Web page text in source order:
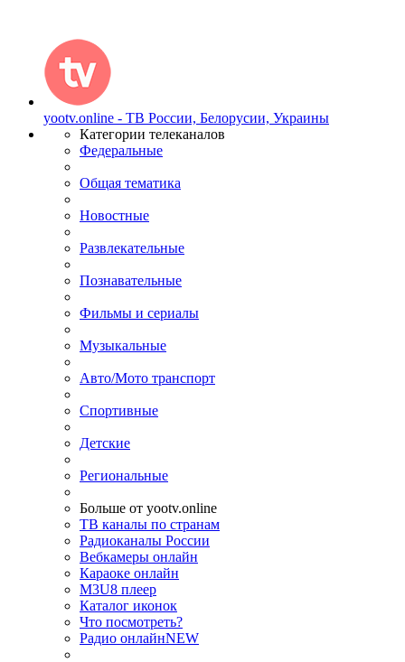
yootv.online - ТВ России, Белорусии, Украины
Категории телеканалов
Федеральные
Общая тематика
Новостные
Развлекательные
Познавательные
Фильмы и сериалы
Музыкальные
Авто/Мото транспорт
Спортивные
Детские
Региональные
Больше от yootv.online
ТВ каналы по странам
Радиоканалы России
Вебкамеры онлайн
Караоке онлайн
M3U8 плеер
Каталог иконок
Что посмотреть?
Радио онлайнNEW